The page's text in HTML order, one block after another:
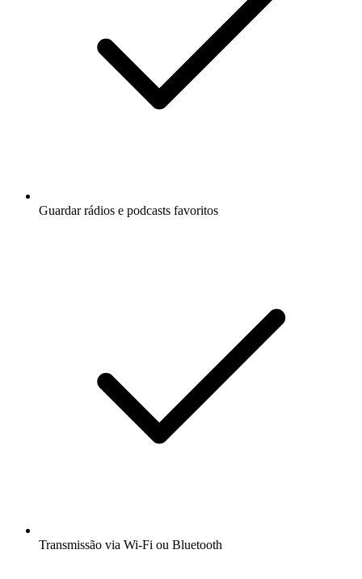
Guardar rádios e podcasts favoritos
Transmissão via Wi-Fi ou Bluetooth